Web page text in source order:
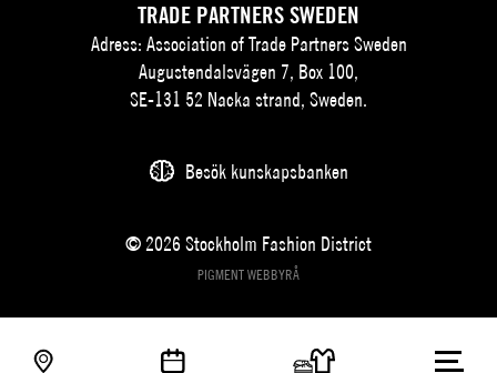
TRADE PARTNERS SWEDEN
Adress: Association of Trade Partners Sweden
Augustendalsvägen 7, Box 100,
SE-131 52 Nacka strand, Sweden.
Besök kunskapsbanken
© 2026 Stockholm Fashion District
PIGMENT WEBBYRÅ